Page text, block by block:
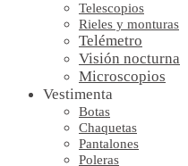
Telescopios
Rieles y monturas
Telémetro
Visión nocturna
Microscopios
Vestimenta
Botas
Chaquetas
Pantalones
Poleras